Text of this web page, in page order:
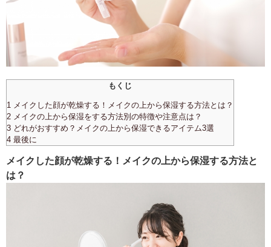
もくじ
1 メイクした顔が乾燥する！メイクの上から保湿する方法とは？
2 メイクの上から保湿をする方法別の特徴や注意点は？
3 どれがおすすめ？メイクの上から保湿できるアイテム3選
4 最後に
メイクした顔が乾燥する！メイクの上から保湿する方法と
は？